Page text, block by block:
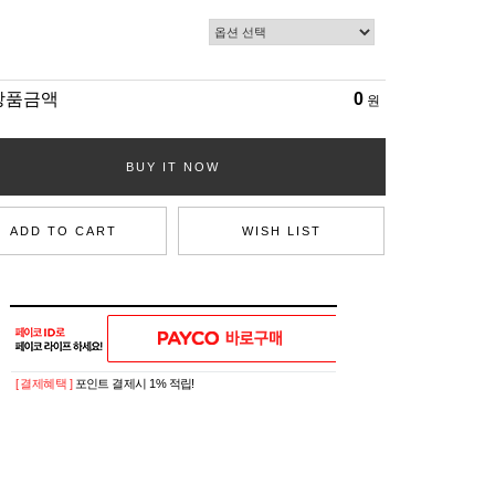
품금액 0 원
BUY IT NOW
ADD TO CART WISH LIST
[ 결제혜택 ] 포인트 결제시 1% 적립!